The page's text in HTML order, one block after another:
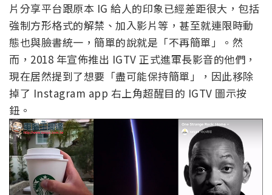
片分享平台跟原本 IG 給人的印象已經差距很大，包括
強制方形格式的解禁、加入影片等，甚至就連限時動
態也與臉書統一，簡單的說就是「不再簡單」。然
而，2018 年宣佈推出 IGTV 正式進軍長影音的他們，
現在居然提到了想要「盡可能保持簡單」，因此移除
掉了 Instagram app 右上角超醒目的 IGTV 圖示按
鈕。